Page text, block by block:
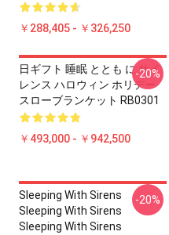
￥288,405 - ￥326,250
日ギフト 睡眠 ととも に サイ
レンス ハロウィン ホリデー
スローブランケット RB0301
￥493,000 - ￥942,500
-20%
Sleeping With Sirens
Sleeping With Sirens
Sleeping With Sirens
-20%